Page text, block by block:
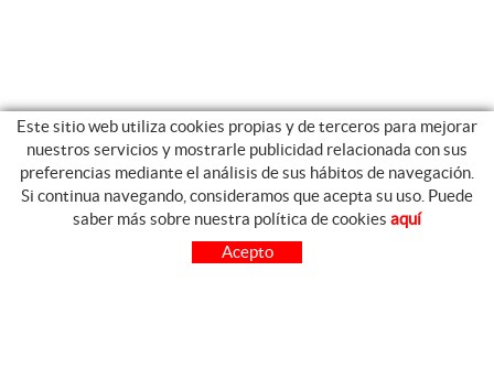
GUIA DE COMPRA
Este sitio web utiliza cookies propias y de terceros para mejorar
nuestros servicios y mostrarle publicidad relacionada con sus
preferencias mediante el análisis de sus hábitos de navegación.
Si continua navegando, consideramos que acepta su uso. Puede
saber más sobre nuestra política de cookies aquí
Acepto